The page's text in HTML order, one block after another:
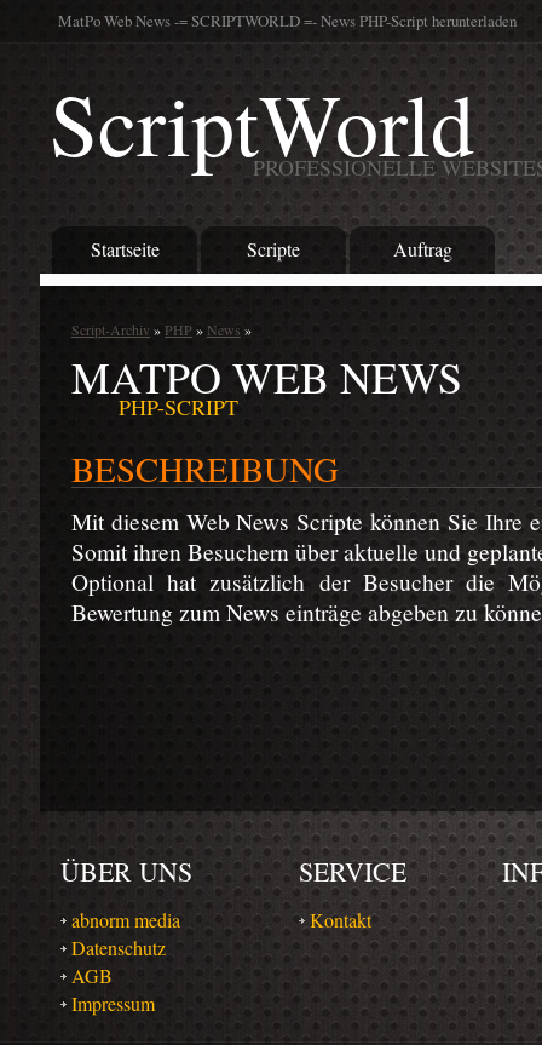
MatPo Web News -= SCRIPTWORLD =- News PHP-Script herunterladen
ScriptWorld
PROFESSIONELLE
Startseite Scripte Auftrag
Script-Archiv » PHP» News »
MATPO WEB NEWS
PHP-SCRIPT
BESCHREIBUNG
Mit diesem Web News Scripte können Sie Ihre
Somit ihren Besuchern über aktuelle und
Optional hat zusätzlich der Besucher die
Bewertung zum News einträge abgeben zu
ÜBER UNS
abnorm media
Datenschutz
AGB
Impressum
SERVICE
Kontakt